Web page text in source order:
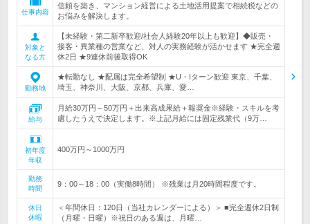
仕事内容
信頼を築き、マンション経営による土地活用提案で相続税などの
お悩みを解決します。
対象と
なる方
【未経験・第二新卒歓迎/社会人経験20年以上も歓迎】◆販売・
接客・異業種の営業など、対人の実務経験が活かせます ★完全週
休2日 ★9連休前後取得OK
勤務地
★転勤なし ★配属は完全希望制 ★U・Iターン歓迎 東京、千葉、
埼玉、神奈川、大阪、京都、兵庫、愛…
給与
月給30万円～50万円＋出来高成果給＋報奨金※経験・スキルを考
慮したうえで決定します。※上記月給には固定残業代（9万…
初年度
年収
400万円～1000万円
勤務
時間
9：00～18：00（実働8時間） ※残業は月20時間程度です。
休日
休暇
＜年間休日：120日（当社カレンダーによる）＞ ■完全週休2日制
（月曜・日曜）※祝日のある週は、月曜…